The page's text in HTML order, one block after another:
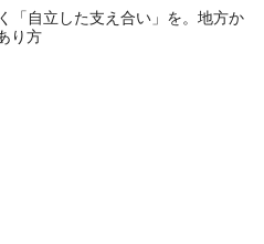
「自立した支え合い」を。地方か
り方